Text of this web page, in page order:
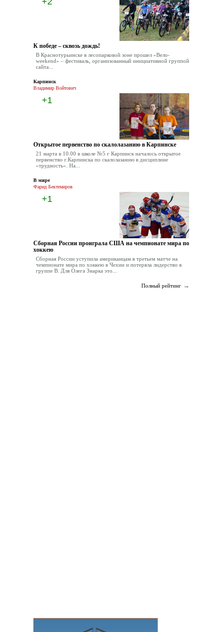
К победе – сквозь дождь!
В Краснотурьинске в лесопарковой зоне прошел «Вело-
weekend» – фестиваль, организованный инициативной группой
сайта...
Карпинск
Владимир Войтович
+1
Открытое первенство по скалолазанию в Карпинске
21 марта в 10.00 в школе №5 г Карпинск началось открытое
первенство г.Карпинска по скалолазанию в дисциплине
«трудность». На...
В мире
Фарид Бектемиров
+1
Сборная России проиграла США на чемпионате мира по
хоккею
Сборная России уступила американцам в третьем матче на
чемпионате мира по хоккею в Чехии и потеряла лидерство в
группе В. Для Олега Знарка это...
Полный рейтинг→